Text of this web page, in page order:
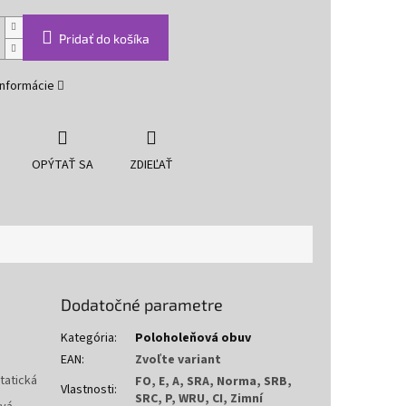
Pridať do košíka
OPÝTAŤ SA ZDIEĽAŤ
Dodatočné parametre
Kategória:
Poloholeňová obuv
EAN:
Zvoľte variant
Vlastnosti:
FO, E, A, SRA, Norma, SRB,
SRC, P, WRU, CI, Zimní